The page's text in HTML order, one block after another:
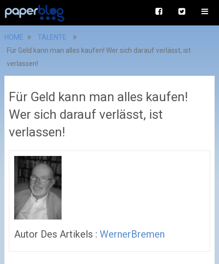
HOME
TALENTE
Für Geld kann man alles kaufen! Wer sich darauf verlässt, ist
verlassen!
Für Geld kann man alles kaufen!
Wer sich darauf verlässt, ist
verlassen!
Autor Des Artikels : WernerBremen